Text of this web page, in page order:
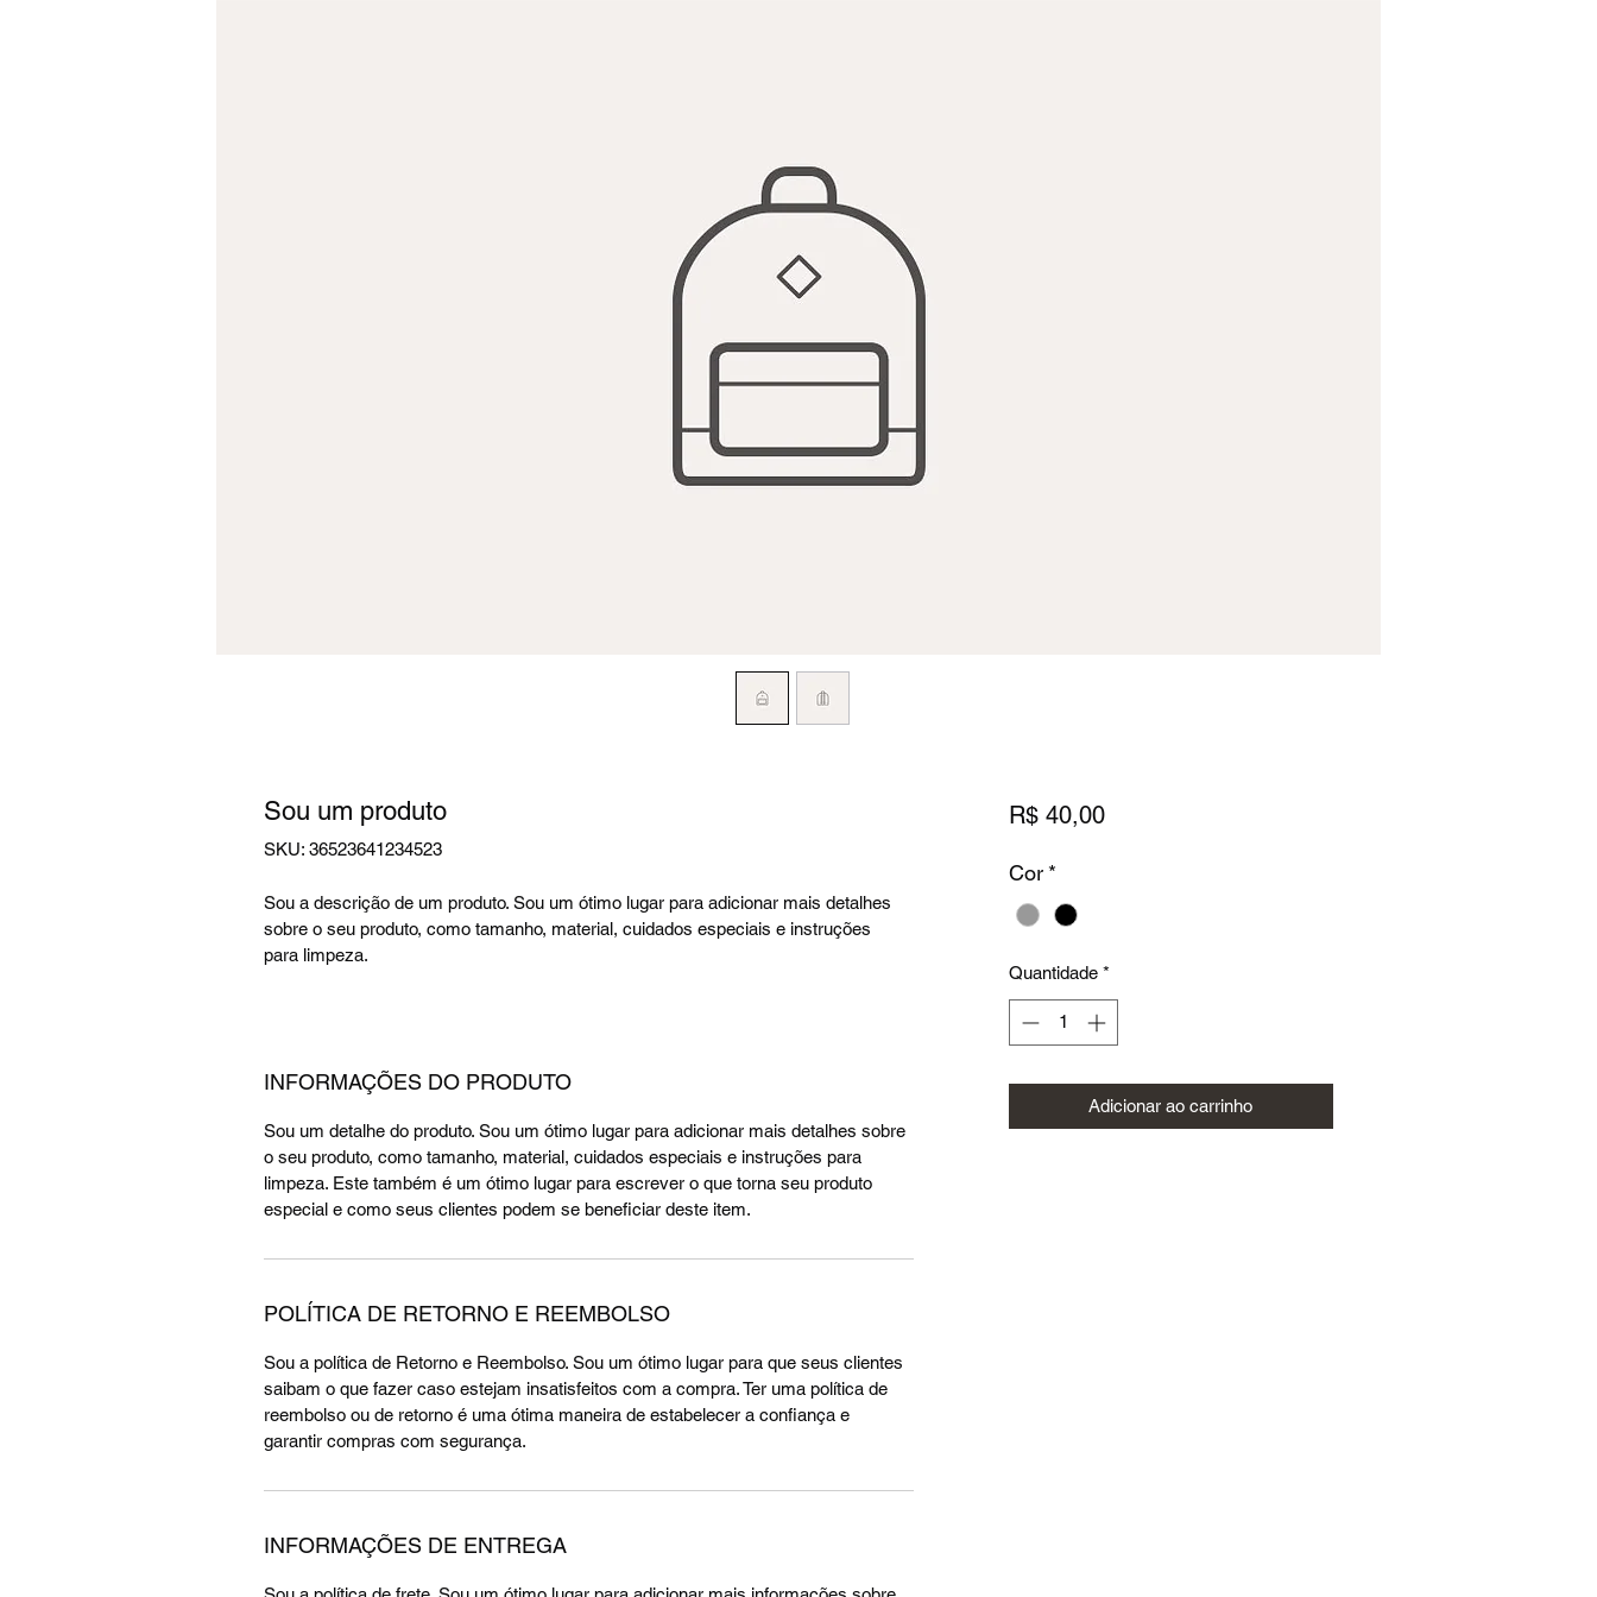
Sou um produto
SKU: 36523641234523
Sou a descrição de um produto. Sou um ótimo lugar para adicionar mais detalhes
sobre o seu produto, como tamanho, material, cuidados especiais e instruções
para limpeza.
INFORMAÇÕES DO PRODUTO
Sou um detalhe do produto. Sou um ótimo lugar para adicionar mais detalhes sobre
o seu produto, como tamanho, material, cuidados especiais e instruções para
limpeza. Este também é um ótimo lugar para escrever o que torna seu produto
especial e como seus clientes podem se beneficiar deste item.
POLÍTICA DE RETORNO E REEMBOLSO
Sou a política de Retorno e Reembolso. Sou um ótimo lugar para que seus clientes
saibam o que fazer caso estejam insatisfeitos com a compra. Ter uma política de
reembolso ou de retorno é uma ótima maneira de estabelecer a confiança e
garantir compras com segurança.
INFORMAÇÕES DE ENTREGA
R$ 40,00Preço
Cor *
Quantidade *
Adicionar ao carrinho